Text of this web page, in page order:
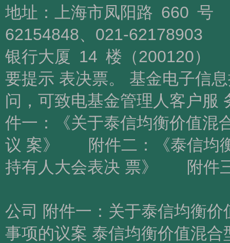
地址：上海市凤阳路 660
62154848、021-62178903
银行大厦 14 楼（200120）
要提示 表决票。 基金电子信
问，可致电基金管理人客户
件一：《关于泰信均衡价值混
议 案》 附件二：《泰信均
持有人大会表决 票》 附件
公司 附件一：关于泰信均衡
事项的议案 泰信均衡价值混